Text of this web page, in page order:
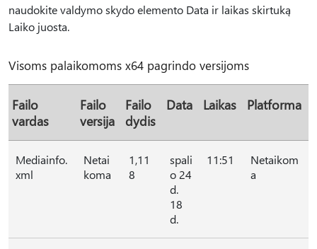
naudokite valdymo skydo elemento Data ir laikas skirtuką
Laiko juosta.
Visoms palaikomoms x64 pagrindo versijoms
Failo
vardas
Failo
versija
Failo
dydis
Data Laikas Platforma
Mediainfo.
xml
Netai
koma
1,11
8
spali
o 24
d.
18
d.
11:51
Netaikom
a